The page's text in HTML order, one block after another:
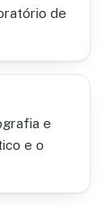
de
e
e o